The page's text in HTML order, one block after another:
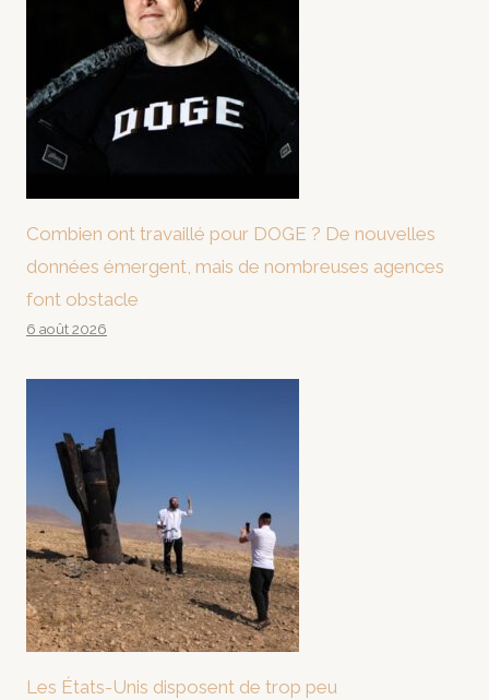
Combien ont travaillé pour DOGE ? De nouvelles
données émergent, mais de nombreuses agences
font obstacle
6 août 2026
Les États-Unis disposent de trop peu